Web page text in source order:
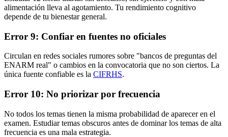
alimentación lleva al agotamiento. Tu rendimiento cognitivo
depende de tu bienestar general.
Error 9: Confiar en fuentes no oficiales
Circulan en redes sociales rumores sobre "bancos de preguntas del
ENARM real" o cambios en la convocatoria que no son ciertos. La
única fuente confiable es la CIFRHS.
Error 10: No priorizar por frecuencia
No todos los temas tienen la misma probabilidad de aparecer en el
examen. Estudiar temas obscuros antes de dominar los temas de alta
frecuencia es una mala estrategia.